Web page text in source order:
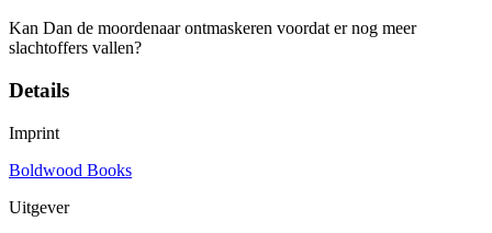
Kan Dan de moordenaar ontmaskeren voordat er nog meer
slachtoffers vallen?
Details
Imprint
Boldwood Books
Uitgever